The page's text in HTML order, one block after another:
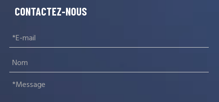
CONTACTEZ-NOUS